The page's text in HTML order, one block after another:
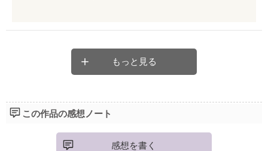
もっと見る
この作品の感想ノート
感想を書く